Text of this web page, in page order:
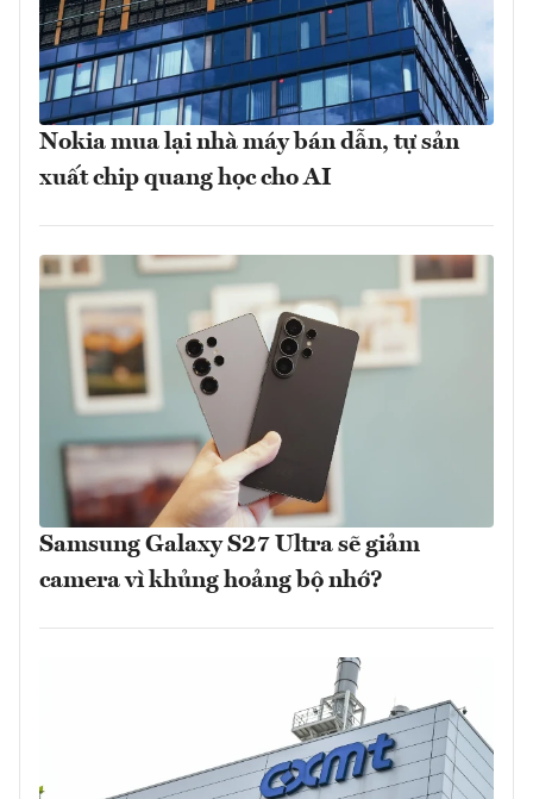
Nokia mua lại nhà máy bán dẫn, tự sản
xuất chip quang học cho AI
Samsung Galaxy S27 Ultra sẽ giảm
camera vì khủng hoảng bộ nhớ?